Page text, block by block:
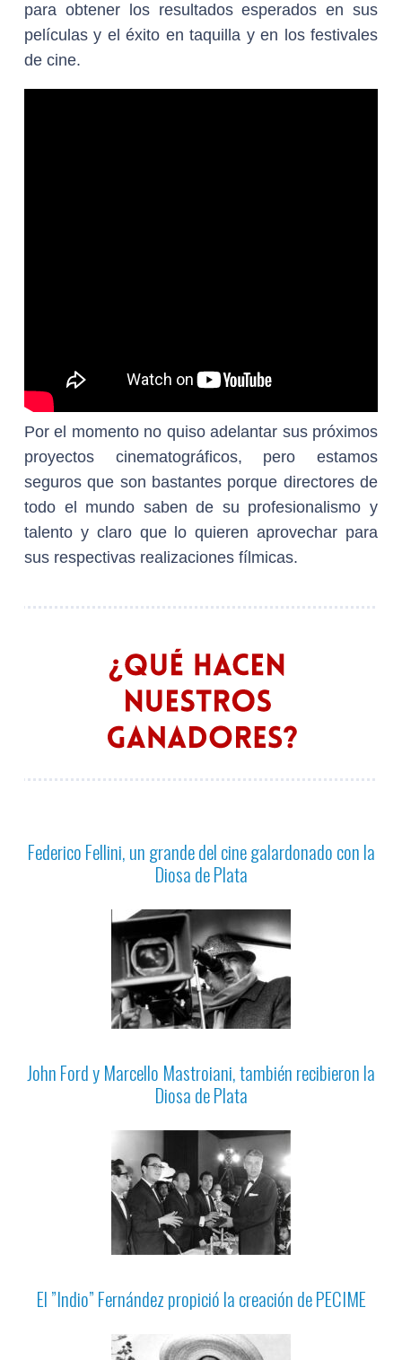
para obtener los resultados esperados en sus
películas y el éxito en taquilla y en los festivales
de cine.
Por el momento no quiso adelantar sus próximos
proyectos cinematográficos, pero estamos
seguros que son bastantes porque directores de
todo el mundo saben de su profesionalismo y
talento y claro que lo quieren aprovechar para
sus respectivas realizaciones fílmicas.
Federico Fellini, un grande del cine galardonado con la
Diosa de Plata
John Ford y Marcello Mastroiani, también recibieron la
Diosa de Plata
El ”Indio” Fernández propició la creación de PECIME